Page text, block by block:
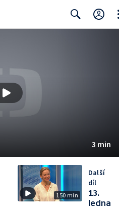
3 min
150 min
Další
díl
13.
ledna